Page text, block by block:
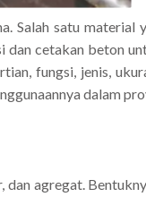
Salah satu material
dan cetakan beton
fungsi, jenis,
dalam
agregat.